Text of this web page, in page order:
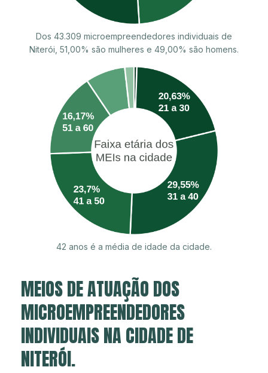
Dos 43.309 microempreendedores individuais de
Niterói, 51,00% são mulheres e 49,00% são homens.
42 anos é a média de idade da cidade.
MEIOS DE ATUAÇÃO DOS
MICROEMPREENDEDORES
INDIVIDUAIS NA CIDADE DE
NITERÓI.